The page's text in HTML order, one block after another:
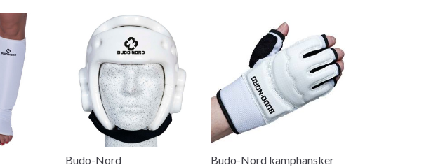
Budo-Nord
Budo-Nord kamphansker